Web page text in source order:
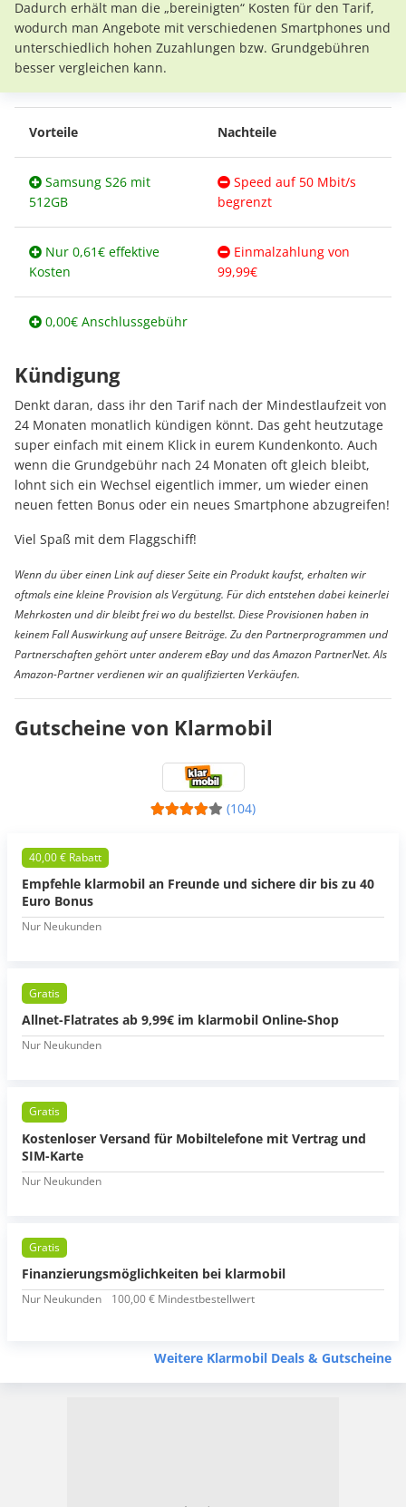
Dadurch erhält man die „bereinigten“ Kosten für den Tarif,
wodurch man Angebote mit verschiedenen Smartphones und
unterschiedlich hohen Zuzahlungen bzw. Grundgebühren
besser vergleichen kann.
Vorteile Nachteile
Samsung S26 mit
512GB
Speed auf 50 Mbit/s
begrenzt
Nur 0,61€ effektive
Kosten
Einmalzahlung von
99,99€
0,00€ Anschlussgebühr
Kündigung
Denkt daran, dass ihr den Tarif nach der Mindestlaufzeit von
24 Monaten monatlich kündigen könnt. Das geht heutzutage
super einfach mit einem Klick in eurem Kundenkonto. Auch
wenn die Grundgebühr nach 24 Monaten oft gleich bleibt,
lohnt sich ein Wechsel eigentlich immer, um wieder einen
neuen fetten Bonus oder ein neues Smartphone abzugreifen!
Viel Spaß mit dem Flaggschiff!
Wenn du über einen Link auf dieser Seite ein Produkt kaufst, erhalten wir
oftmals eine kleine Provision als Vergütung. Für dich entstehen dabei keinerlei
Mehrkosten und dir bleibt frei wo du bestellst. Diese Provisionen haben in
keinem Fall Auswirkung auf unsere Beiträge. Zu den Partnerprogrammen und
Partnerschaften gehört unter anderem eBay und das Amazon PartnerNet. Als
Amazon-Partner verdienen wir an qualifizierten Verkäufen.
Gutscheine von Klarmobil
(104)
40,00 € Rabatt
Empfehle klarmobil an Freunde und sichere dir bis zu 40
Euro Bonus
Nur Neukunden
Gratis
Allnet-Flatrates ab 9,99€ im klarmobil Online-Shop
Nur Neukunden
Gratis
Kostenloser Versand für Mobiltelefone mit Vertrag und
SIM-Karte
Nur Neukunden
Gratis
Finanzierungsmöglichkeiten bei klarmobil
Nur Neukunden 100,00 € Mindestbestellwert
Weitere Klarmobil Deals & Gutscheine